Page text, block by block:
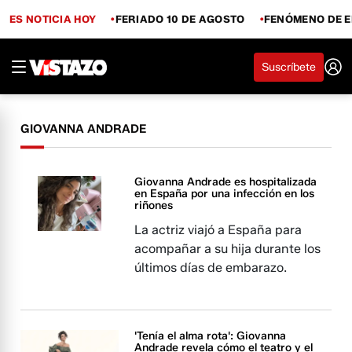
ES NOTICIA HOY FERIADO 10 DE AGOSTO FENÓMENO DE
Suscríbete
GIOVANNA ANDRADE
Giovanna Andrade es hospitalizada
en España por una infección en los
riñones
La actriz viajó a España para
acompañar a su hija durante los
últimos días de embarazo.
'Tenía el alma rota': Giovanna
Andrade revela cómo el teatro y el